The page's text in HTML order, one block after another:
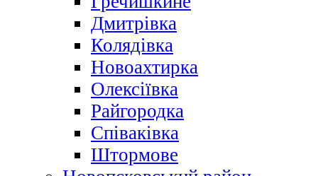
Дмитрівка
Колядівка
Новоахтирка
Олексіївка
Райгородка
Співаківка
Штормове